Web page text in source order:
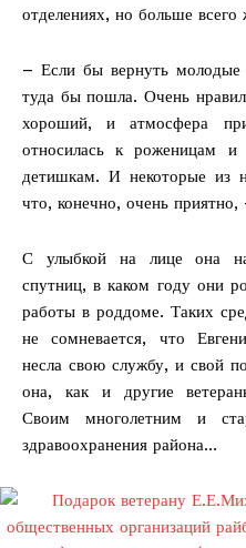
отделениях, но больше
– Если бы вернуть молодые
туда бы пошла. Очень
хороший, и атмосфера
относилась к роженицам
детишкам. И некоторые из
что, конечно, очень
С улыбкой на лице она
спутниц, в каком году они
работы в роддоме. Таких
не сомневается, что
несла свою службу, и свой
она, как и другие
Своим многолетним и
здравоохранения района…